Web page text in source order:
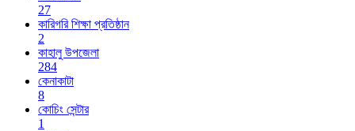
27
কারিগরি শিক্ষা প্রতিষ্ঠান
2
কাহালু উপজেলা
284
কেনাকাটা
8
কোচিং সেন্টার
1